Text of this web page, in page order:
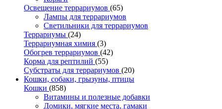
Освещение террариумов (65)
Лампы для террариумов
Светильники для террариумов
Террариумы (24)
Террариумная химия (3)
Обогрев террариумов (42)
Корма для рептилий (55)
Субстраты для террариумов (20)
Кошки, собаки, грызуны, птицы
Кошки (858)
Витамины и полезные добавки
Домики, мягкие места, гамаки